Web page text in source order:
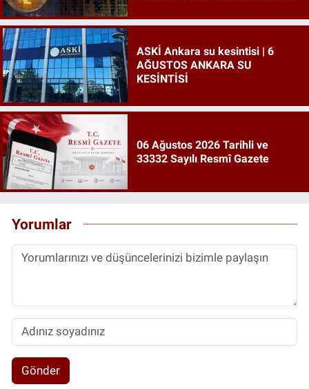
ASKİ Ankara su kesintisi | 6
AĞUSTOS ANKARA SU
KESİNTİSİ
06 Ağustos 2026 Tarihli ve
33332 Sayılı Resmî Gazete
Yorumlar
Gönder